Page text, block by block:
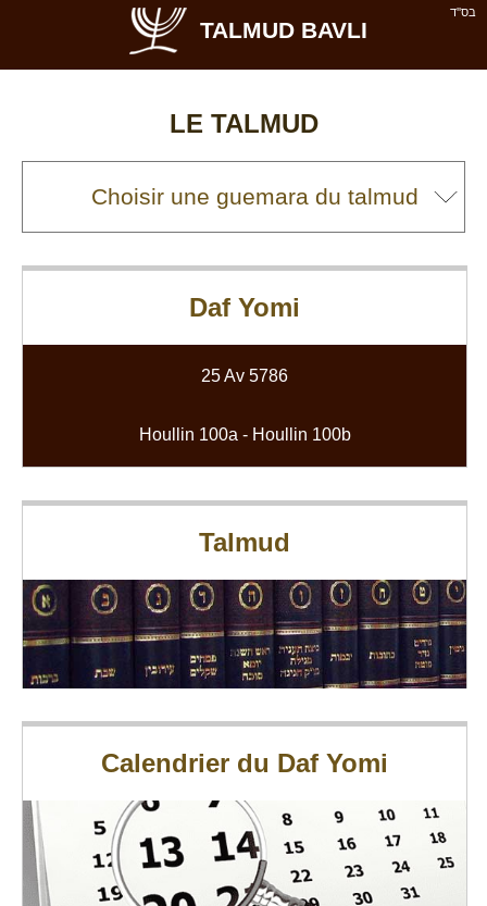
בס''ד
TALMUD BAVLI
LE TALMUD
Daf Yomi
25 Av 5786
Houllin 100a - Houllin 100b
Talmud
Calendrier du Daf Yomi